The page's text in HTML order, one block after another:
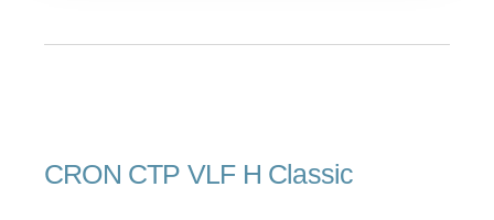
CRON CTP VLF H Classic